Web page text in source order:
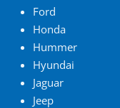
Ford
Honda
Hummer
Hyundai
Jaguar
Jeep